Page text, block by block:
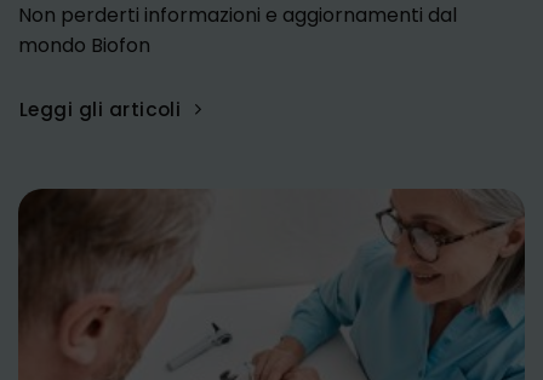
Non perderti informazioni e aggiornamenti dal
mondo Biofon
Leggi gli articoli